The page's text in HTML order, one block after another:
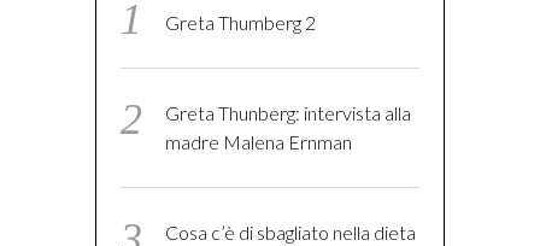
Greta Thumberg 2
Greta Thunberg: intervista alla
madre Malena Ernman
Cosa c’è di sbagliato nella dieta